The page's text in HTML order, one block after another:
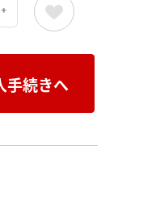
手続きへ